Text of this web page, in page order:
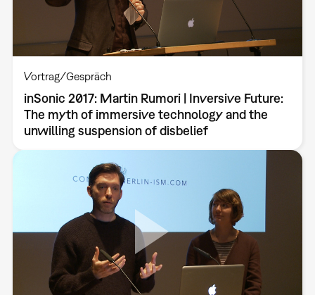
Vortrag/Gespräch
inSonic 2017: Martin Rumori | Inversive Future:
The myth of immersive technology and the
unwilling suspension of disbelief